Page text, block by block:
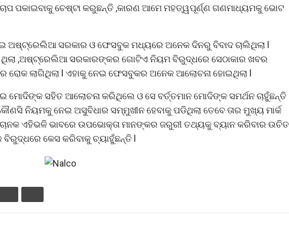
ପକାଇବାକୁ ଚେଷ୍ଟା କରୁଛନ୍ତି ,କାରଣ ଆମେ ମହତ୍ୱପୂର୍ଣ୍ଣ ଗଣମାଧ୍ୟମକୁ ଭୋଟ
ସରକାର ଓ ଫେସବୁକ ମଧ୍ୟରେ ଅନେକ ଦିନରୁ ବିବାଦ ଚାଲିଥିଲା l
,ଅଷ୍ଟ୍ରେଲିଆ ସରକାରଙ୍କର ଗୋଟିଏ ନିୟମ ବିରୁଦ୍ଧରେ ସେଠାକାର ଖବର
ଲାଗିଥିଲା l ଏହାକୁ ନେଇ ଫେସବୁକର ଅନେକ ଆଲୋଚନା ହୋଇଥିଲା l
ସହିତ ଆଲୋଚନା କରିଥିଲେ ଓ ସେ ବର୍ତ୍ତମାନ ମୋଦିଙ୍କ ସମର୍ଥନ ଚାହୁଁଛନ୍ତି l
ନିୟମକୁ ନେଇ ଅସୁବିଧାର ସମ୍ମୁଖୀନ ହେବାକୁ ପଡିଥିଲା ତେବେ ତାର ମୁଖ୍ୟ ମାର୍କ
ଏହିଭଳି ଭାବରେ ଉପଭୋକ୍ତା ମାନଙ୍କର ଜରୁରୀ ତଥ୍ୟକୁ ବ୍ୟାନ କରିବାର ଉଚିତ
କେସ କରିବାକୁ ଚ୍ୟାହୁଁଛନ୍ତି l